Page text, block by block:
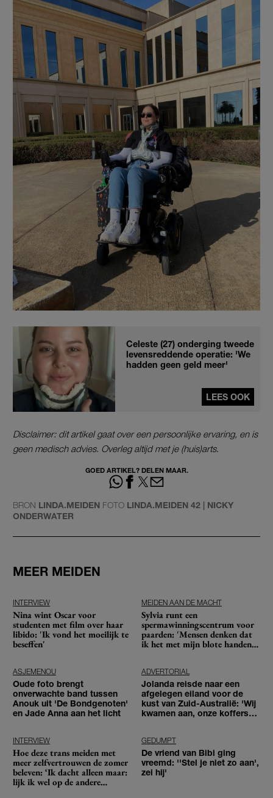
Celeste (27) onderging tweede
levensreddende operatie: 'We
hadden geen geld meer'
LEES OOK
Disclaimer: dit artikel gaat over een persoonlijke ervaring, en is
geen medisch advies. Overleg altijd met je (huis)arts.
GOED ARTIKEL? DELEN MAAR.
BRON LINDA.MEIDEN FOTO LINDA.MEIDEN 42 | NICKY
ONDERWATER
MEER MEIDEN
INTERVIEW
Nina wint Oscar voor
studenten met film over haar
libido: 'Ik vond het moeilijk te
beseffen'
MEIDEN AAN DE MACHT
Sylvia runt een
spermawinningscentrum voor
paarden: 'Mensen denken dat
ik het met mijn blote handen
ASJEMENOU
Oude foto brengt
onverwachte band tussen
Anouk uit 'De Bondgenoten'
en Jade Anna aan het licht
ADVERTORIAL
Jolanda reisde naar een
afgelegen eiland voor de
kust van Zuid-Australië: 'Wij
kwamen aan, onze koffers
INTERVIEW
Hoe deze trans meiden met
meer zelfvertrouwen de zomer
beleven: ‘Ik dacht alleen maar:
lijk ik wel op de andere
meiden?’
GEDUMPT
De vriend van Bibi ging
vreemd: ''Stel je niet zo aan',
zei hij'